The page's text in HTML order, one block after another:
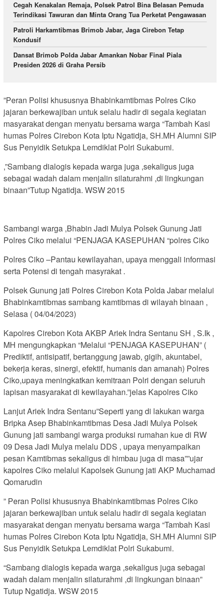
Cegah Kenakalan Remaja, Polsek Patrol Bina Belasan Pemuda
Terindikasi Tawuran dan Minta Orang Tua Perketat Pengawasan
Patroli Harkamtibmas Brimob Jabar, Jaga Cirebon Tetap
Kondusif
Dansat Brimob Polda Jabar Amankan Nobar Final Piala
Presiden 2026 di Graha Persib
”Peran Polisi khususnya Bhabinkamtibmas Polres Ciko
jajaran berkewajiban untuk selalu hadir di segala kegiatan
masyarakat dengan menyatu bersama warga “Tambah Kasi
humas Polres Cirebon Kota Iptu Ngatidja, SH.MH Alumni SIP
Sus Penyidik Setukpa Lemdiklat Polri Sukabumi.
,”Sambang dialogis kepada warga juga ,sekaligus juga
sebagai wadah dalam menjalin silaturahmi ,di lingkungan
binaan”Tutup Ngatidja. WSW 2015
Sambangi warga ,Bhabin Jadi Mulya Polsek Gunung Jati
Polres Ciko melalui “PENJAGA KASEPUHAN “polres Ciko
Polres Ciko –Pantau kewilayahan, upaya menggali informasi
serta Potensi di tengah masyrakat .
Polsek Gunung jati Polres Cirebon Kota Polda Jabar melalui
Bhabinkamtibmas sambang kamtibmas di wilayah binaan ,
Selasa ( 04/04/2023)
Kapolres Cirebon Kota AKBP Ariek Indra Sentanu SH , S.Ik ,
MH mengungkapkan “Melalui “PENJAGA KASEPUHAN” (
Prediktif, antisipatif, bertanggung jawab, gigih, akuntabel,
bekerja keras, sinergi, efektif, humanis dan amanah) Polres
Ciko,upaya meningkatkan kemitraan Polri dengan seluruh
lapisan masyarakat di kewilayahan.”jelas Kapolres Ciko
Lanjut Ariek Indra Sentanu”Seperti yang di lakukan warga
Bripka Asep Bhabinkamtibmas Desa Jadi Mulya Polsek
Gunung jati sambangi warga produksi rumahan kue di RW
09 Desa Jadi Mulya melalu DDS , upaya menyampaikan
pesan Kamtibmas sekaligus di himbau juga di masa””ujar
kapolres Ciko melalui Kapolsek Gunung jati AKP Muchamad
Qomarudin
” Peran Polisi khususnya Bhabinkamtibmas Polres Ciko
jajaran berkewajiban untuk selalu hadir di segala kegiatan
masyarakat dengan menyatu bersama warga “Tambah Kasi
humas Polres Cirebon Kota Iptu Ngatidja, SH.MH Alumni SIP
Sus Penyidik Setukpa Lemdiklat Polri Sukabumi.
“Sambang dialogis kepada warga ,sekaligus juga sebagai
wadah dalam menjalin silaturahmi ,di lingkungan binaan”
Tutup Ngatidja. WSW 2015